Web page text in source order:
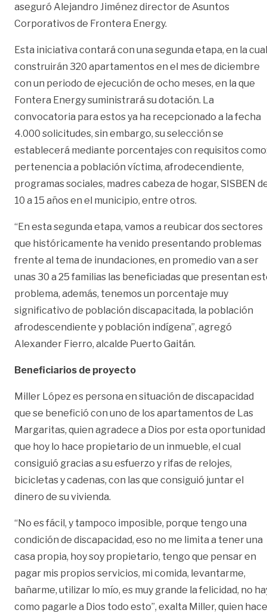
aseguró Alejandro Jiménez director de Asuntos
Corporativos de Frontera Energy.
Esta iniciativa contará con una segunda etapa, en la cual
construirán 320 apartamentos en el mes de diciembre
con un periodo de ejecución de ocho meses, en la que
Fontera Energy suministrará su dotación. La
convocatoria para estos ya ha recepcionado a la fecha
4.000 solicitudes, sin embargo, su selección se
establecerá mediante porcentajes con requisitos
pertenencia a población víctima, afrodecendiente,
programas sociales, madres cabeza de hogar, SISBEN
10 a 15 años en el municipio, entre otros.
“En esta segunda etapa, vamos a reubicar dos sectores
que históricamente ha venido presentando problemas
frente al tema de inundaciones, en promedio van a ser
unas 30 a 25 familias las beneficiadas que presentan
problema, además, tenemos un porcentaje muy
significativo de población discapacitada, la población
afrodescendiente y población indígena”, agregó
Alexander Fierro, alcalde Puerto Gaitán.
Beneficiarios de proyecto
Miller López es persona en situación de discapacidad
que se benefició con uno de los apartamentos de Las
Margaritas, quien agradece a Dios por esta oportunidad
que hoy lo hace propietario de un inmueble, el cual
consiguió gracias a su esfuerzo y rifas de relojes,
bicicletas y cadenas, con las que consiguió juntar el
dinero de su vivienda.
“No es fácil, y tampoco imposible, porque tengo una
condición de discapacidad, eso no me limita a tener una
casa propia, hoy soy propietario, tengo que pensar en
pagar mis propios servicios, mi comida, levantarme,
bañarme, utilizar lo mío, es muy grande la felicidad, no
como pagarle a Dios todo esto”, exalta Miller, quien hace